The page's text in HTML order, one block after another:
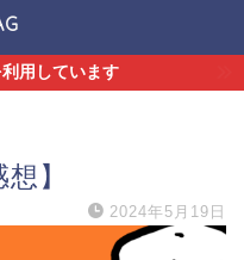
用しています
】
2024年5月19日